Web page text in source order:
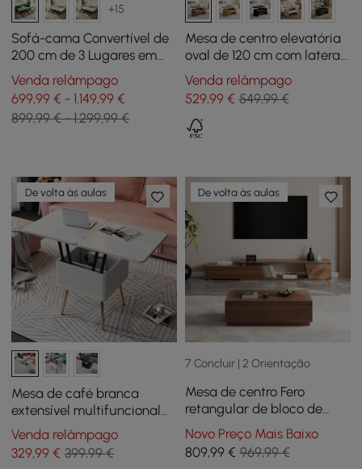
+15
Sofá-cama Convertível de
200 cm de 3 Lugares em
Veludo Verde com
Arrumação e Almofadas
Venda relâmpago
699,99 € - 1.149,99 €
899,99 € - 1.299,99 €
Mesa de centro elevatória
oval de 120 cm com laterais
caneladas nogueira
Venda relâmpago
529,99€ 549,99 €
De volta às aulas
Mesa de café branca
extensível multifuncional
moderna com
armazenamento
Venda relâmpago
329,99 € 399,99 €
De volta às aulas
7 Concluir | 2 Orientação
Mesa de centro Fero
retangular de bloco de
nogueira de 120 cm, móvel
de TV extensível de
nogueira com 3 gavetas
Novo Preço Mais Baixo
809,99€ 969,99 €